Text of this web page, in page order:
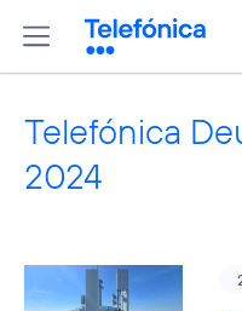
Telefónica
2024